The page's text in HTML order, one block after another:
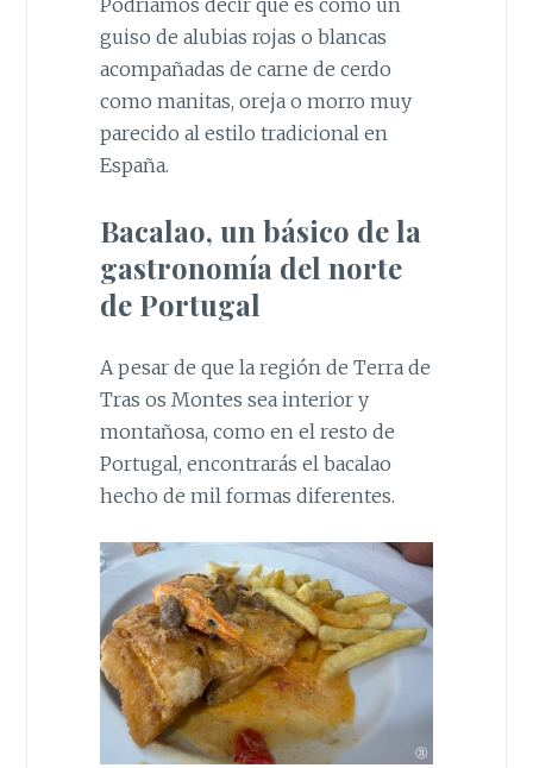
Podríamos decir que es como un
guiso de alubias rojas o blancas
acompañadas de carne de cerdo
como manitas, oreja o morro muy
parecido al estilo tradicional en
España.
Bacalao, un básico de la
gastronomía del norte
de Portugal
A pesar de que la región de Terra de
Tras os Montes sea interior y
montañosa, como en el resto de
Portugal, encontrarás el bacalao
hecho de mil formas diferentes.